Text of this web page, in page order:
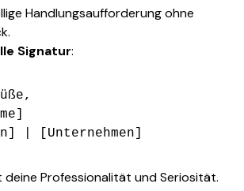
Handlungsaufforderung ohne
Signatur:
Professionalität und Seriosität.